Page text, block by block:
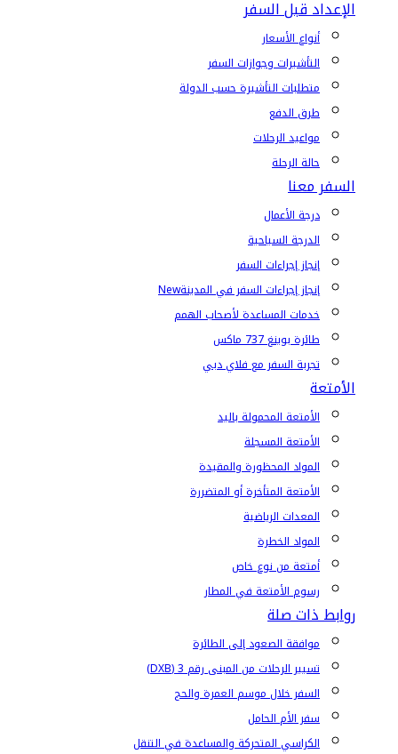
الإعداد قبل السفر
أنواع الأسعار
التأشيرات وجوازات السفر
متطلبات التأشيرة حسب الدولة
طرق الدفع
مواعيد الرحلات
حالة الرحلة
السفر معنا
درجة الأعمال
الدرجة السياحية
إنجاز إجراءات السفر
إنجاز إجراءات السفر في المدينةNew
خدمات المساعدة لأصحاب الهمم
طائرة بوينغ 737 ماكس
تجربة السفر مع فلاي دبي
الأمتعة
الأمتعة المحمولة باليد
الأمتعة المسجلة
المواد المحظورة والمقيدة
الأمتعة المتأخرة أو المتضررة
المعدات الرياضية
المواد الخطرة
أمتعة من نوع خاص
رسوم الأمتعة في المطار
روابط ذات صلة
موافقة الصعود إلى الطائرة
تسيير الرحلات من المبنى رقم 3 (DXB)
السفر خلال موسم العمرة والحج
سفر الأم الحامل
الكراسي المتحركة والمساعدة في التنقل